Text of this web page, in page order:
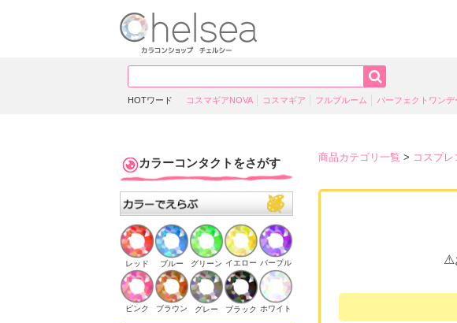
HOTワード コスマギアNOVA コスマギア フルブルーム パーフェクトワンデ
カラーコンタクトをさがす
レッド ブルー グリーン イエロー パープル
ピンク ブラウン グレー ブラック ホワイト
商品カテゴリ一覧 > コスプ
⚠